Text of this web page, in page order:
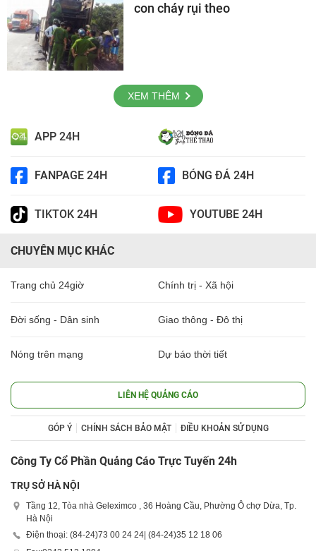
con cháy rụi theo
XEM THÊM
APP 24H
FANPAGE 24H BÓNG ĐÁ 24H
TIKTOK 24H YOUTUBE 24H
CHUYÊN MỤC KHÁC
Trang chủ 24giờ Chính trị - Xã hội
Đời sống - Dân sinh Giao thông - Đô thị
Nóng trên mạng Dự báo thời tiết
LIÊN HỆ QUẢNG CÁO
GÓP Ý CHÍNH SÁCH BẢO MẬT ĐIỀU KHOẢN SỬ DỤNG
Công Ty Cổ Phần Quảng Cáo Trực Tuyến 24h
TRỤ SỞ HÀ NỘI
Tầng 12, Tòa nhà Geleximco , 36 Hoàng Cầu, Phường Ô chợ Dừa, Tp.
Hà Nội
Điện thoại: (84-24)73 00 24 24 | (84-24)35 12 18 06